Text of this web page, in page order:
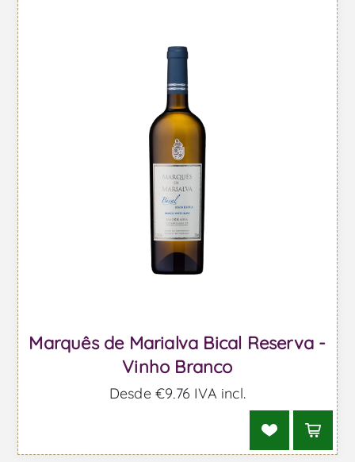
Marquês de Marialva Bical Reserva -
Vinho Branco
Desde €9,76 IVA incl.